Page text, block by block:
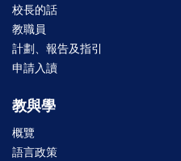
校長的話
教職員
計劃、報告及指引
申請入讀
教與學
概覽
語言政策